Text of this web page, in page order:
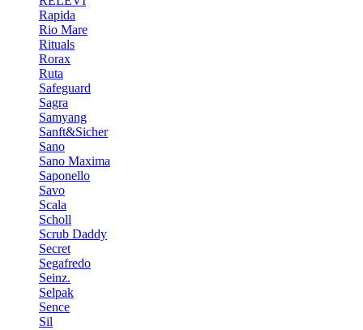
Rapida
Rio Mare
Rituals
Rorax
Ruta
Safeguard
Sagra
Samyang
Sanft&Sicher
Sano
Sano Maxima
Saponello
Savo
Scala
Scholl
Scrub Daddy
Secret
Segafredo
Seinz.
Selpak
Sence
Sil